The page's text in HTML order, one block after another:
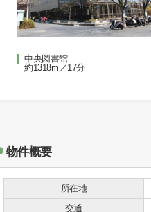
中央図書館
約1318m／17分
物件概要
所在地
交通